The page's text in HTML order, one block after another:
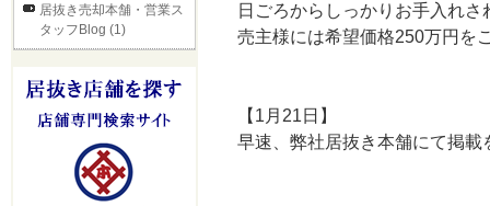
日ごろからしっかりお手入れ
売主様には希望価格250万円を
【1月21日】
早速、弊社居抜き本舗にて掲載
居抜き売却本舗・営業ス
タッフBlog (1)